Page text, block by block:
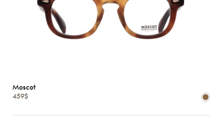
Moscot
459$